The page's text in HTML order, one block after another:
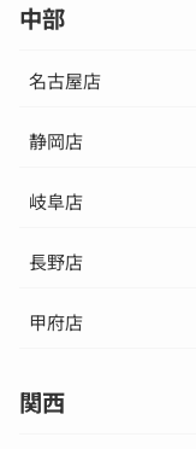
中部
名古屋店
静岡店
岐阜店
長野店
甲府店
関西